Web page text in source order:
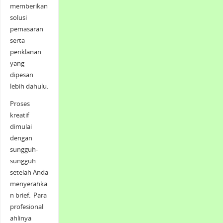
memberikan
solusi
pemasaran
serta
periklanan
yang
dipesan
lebih dahulu.
Proses
kreatif
dimulai
dengan
sungguh-
sungguh
setelah Anda
menyerahka
n brief. Para
profesional
ahlinya